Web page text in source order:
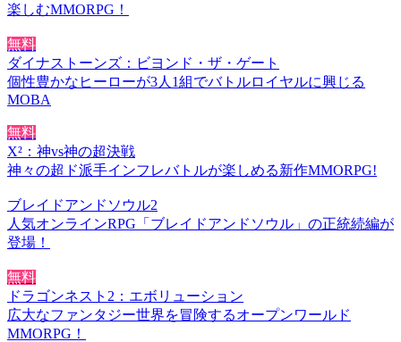
楽しむMMORPG！
無料
ダイナストーンズ：ビヨンド・ザ・ゲート
個性豊かなヒーローが3人1組でバトルロイヤルに興じる
MOBA
無料
X²：神vs神の超決戦
神々の超ド派手インフレバトルが楽しめる新作MMORPG!
ブレイドアンドソウル2
人気オンラインRPG「ブレイドアンドソウル」の正統続編が
登場！
無料
ドラゴンネスト2：エボリューション
広大なファンタジー世界を冒険するオープンワールド
MMORPG！